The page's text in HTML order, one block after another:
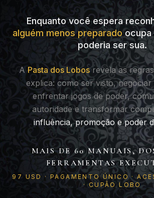
Enquanto você espera
alguém menos preparadoocupa
poderia ser sua.
APasta dos Lobosrevela as
explica: como ser visto,
enfrentar jogos de poder,
autoridade e transformar
influência, promoção e poder
MAIS DE 60 MANUAIS,
FERRAMENTAS
97 USD · PAGAMENTO ÚNICO ·
· CUPÃO LOBO